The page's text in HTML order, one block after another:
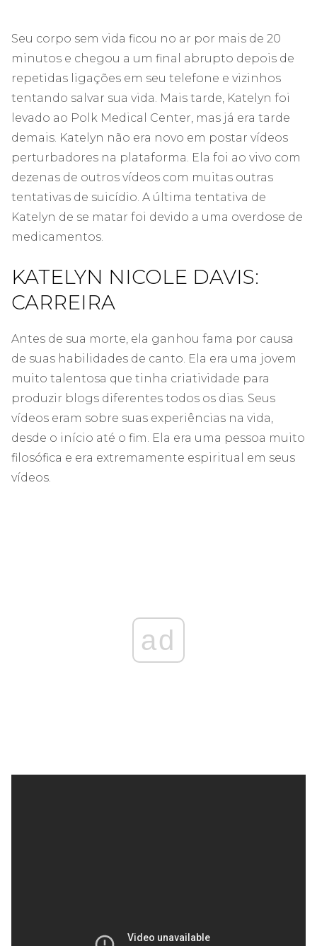
Seu corpo sem vida ficou no ar por mais de 20
minutos e chegou a um final abrupto depois de
repetidas ligações em seu telefone e vizinhos
tentando salvar sua vida. Mais tarde, Katelyn foi
levado ao Polk Medical Center, mas já era tarde
demais. Katelyn não era novo em postar vídeos
perturbadores na plataforma. Ela foi ao vivo com
dezenas de outros vídeos com muitas outras
tentativas de suicídio. A última tentativa de
Katelyn de se matar foi devido a uma overdose de
medicamentos.
KATELYN NICOLE DAVIS:
CARREIRA
Antes de sua morte, ela ganhou fama por causa
de suas habilidades de canto. Ela era uma jovem
muito talentosa que tinha criatividade para
produzir blogs diferentes todos os dias. Seus
vídeos eram sobre suas experiências na vida,
desde o início até o fim. Ela era uma pessoa muito
filosófica e era extremamente espiritual em seus
vídeos.
ad